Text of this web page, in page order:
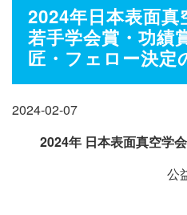
2024年日本表面真
若手学会賞・功績
匠・フェロー決定
2024-02-07
2024年 日本表面真空学
公